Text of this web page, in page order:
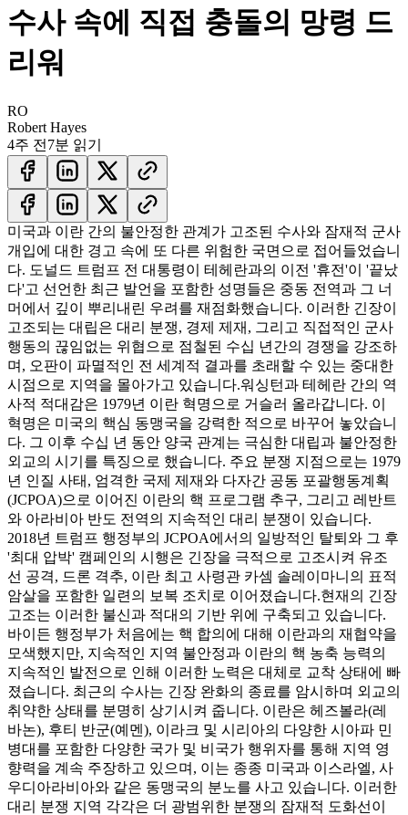
수사 속에 직접 충돌의 망령 드
리워
RO
Robert Hayes
4주 전 7분 읽기
미국과 이란 간의 불안정한 관계가 고조된 수사와 잠재적 군사
개입에 대한 경고 속에 또 다른 위험한 국면으로 접어들었습니
다. 도널드 트럼프 전 대통령이 테헤란과의 이전 '휴전'이 '끝났
다'고 선언한 최근 발언을 포함한 성명들은 중동 전역과 그 너
머에서 깊이 뿌리내린 우려를 재점화했습니다. 이러한 긴장이
고조되는 대립은 대리 분쟁, 경제 제재, 그리고 직접적인 군사
행동의 끊임없는 위협으로 점철된 수십 년간의 경쟁을 강조하
며, 오판이 파멸적인 전 세계적 결과를 초래할 수 있는 중대한
시점으로 지역을 몰아가고 있습니다.워싱턴과 테헤란 간의 역
사적 적대감은 1979년 이란 혁명으로 거슬러 올라갑니다. 이
혁명은 미국의 핵심 동맹국을 강력한 적으로 바꾸어 놓았습니
다. 그 이후 수십 년 동안 양국 관계는 극심한 대립과 불안정한
외교의 시기를 특징으로 했습니다. 주요 분쟁 지점으로는 1979
년 인질 사태, 엄격한 국제 제재와 다자간 공동 포괄행동계획
(JCPOA)으로 이어진 이란의 핵 프로그램 추구, 그리고 레반트
와 아라비아 반도 전역의 지속적인 대리 분쟁이 있습니다.
2018년 트럼프 행정부의 JCPOA에서의 일방적인 탈퇴와 그 후
'최대 압박' 캠페인의 시행은 긴장을 극적으로 고조시켜 유조
선 공격, 드론 격추, 이란 최고 사령관 카셈 솔레이마니의 표적
암살을 포함한 일련의 보복 조치로 이어졌습니다.현재의 긴장
고조는 이러한 불신과 적대의 기반 위에 구축되고 있습니다.
바이든 행정부가 처음에는 핵 합의에 대해 이란과의 재협약을
모색했지만, 지속적인 지역 불안정과 이란의 핵 농축 능력의
지속적인 발전으로 인해 이러한 노력은 대체로 교착 상태에 빠
졌습니다. 최근의 수사는 긴장 완화의 종료를 암시하며 외교의
취약한 상태를 분명히 상기시켜 줍니다. 이란은 헤즈볼라(레
바논), 후티 반군(예멘), 이라크 및 시리아의 다양한 시아파 민
병대를 포함한 다양한 국가 및 비국가 행위자를 통해 지역 영
향력을 계속 주장하고 있으며, 이는 종종 미국과 이스라엘, 사
우디아라비아와 같은 동맹국의 분노를 사고 있습니다. 이러한
대리 분쟁 지역 각각은 더 광범위한 분쟁의 잠재적 도화선이